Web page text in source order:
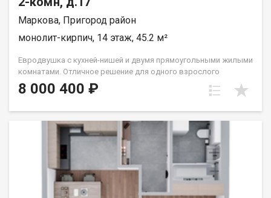
Маркова, Пригород район
монолит-кирпич, 14 этаж, 45.2 м²
Евродвушка с кухней-нишей и двумя прямоугольными жилыми
комнатами. Отличное решение для одного взрослого
человека или семьи из двух человек. Вид во двор (южные
окна). Группа строительных компаний «Восток Центр Иркутск»
8 000 400 ₽